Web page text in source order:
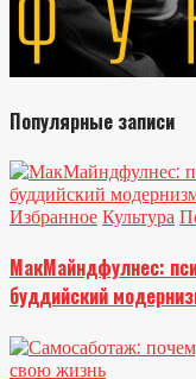
Популярные записи
Избранное Культура
МакМайндфулнес:
буддийский